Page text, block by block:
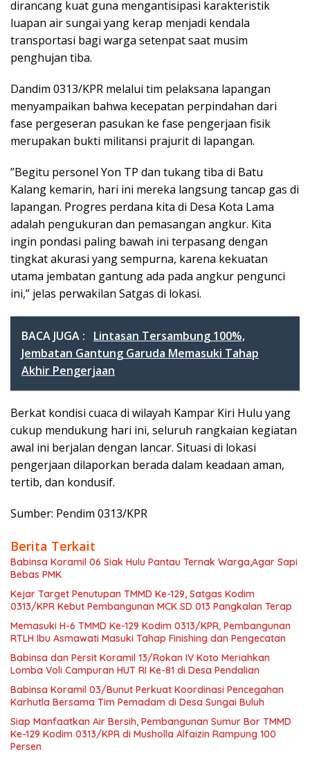
dirancang kuat guna mengantisipasi karakteristik
luapan air sungai yang kerap menjadi kendala
transportasi bagi warga setenpat saat musim
penghujan tiba.
​Dandim 0313/KPR melalui tim pelaksana lapangan
menyampaikan bahwa kecepatan perpindahan dari
fase pergeseran pasukan ke fase pengerjaan fisik
merupakan bukti militansi prajurit di lapangan.
​”Begitu personel Yon TP dan tukang tiba di Batu
Kalang kemarin, hari ini mereka langsung tancap gas di
lapangan. Progres perdana kita di Desa Kota Lama
adalah pengukuran dan pemasangan angkur. Kita
ingin pondasi paling bawah ini terpasang dengan
tingkat akurasi yang sempurna, karena kekuatan
utama jembatan gantung ada pada angkur pengunci
ini,” jelas perwakilan Satgas di lokasi.
BACA JUGA :
Lintasan Tersambung 100%,
Jembatan Gantung Garuda Memasuki Tahap
Akhir Pengerjaan
​Berkat kondisi cuaca di wilayah Kampar Kiri Hulu yang
cukup mendukung hari ini, seluruh rangkaian kegiatan
awal ini berjalan dengan lancar. Situasi di lokasi
pengerjaan dilaporkan berada dalam keadaan aman,
tertib, dan kondusif.
Sumber: Pendim 0313/KPR
Berita Terkait
Babinsa Koramil 06 Siak Hulu Pantau Ternak Warga,Agar Sapi
Bebas PMK
Kejar Target Penutupan TMMD Ke-129, Satgas Kodim
0313/KPR Kebut Pembangunan MCK SD 013 Pangkalan Terap
Memasuki H-6 TMMD Ke-129 Kodim 0313/KPR, Pembangunan
RTLH Ibu Asmawati Masuki Tahap Finishing dan Pengecatan
Babinsa dan Persit Koramil 13/Rokan IV Koto Meriahkan
Lomba Voli Campuran HUT RI Ke-81 di Desa Pendalian
Babinsa Koramil 03/Bunut Perkuat Koordinasi Pencegahan
Karhutla Bersama Tim Pemadam di Desa Sungai Buluh
Siap Manfaatkan Air Bersih, Pembangunan Sumur Bor TMMD
Ke-129 Kodim 0313/KPR di Musholla Alfaizin Rampung 100
Persen